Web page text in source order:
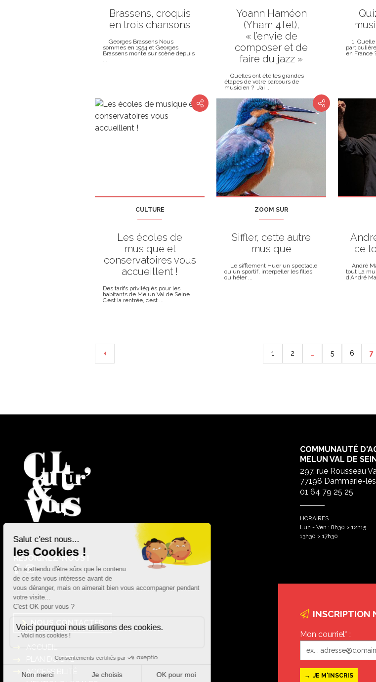
Brassens, croquis
en trois chansons
Georges Brassens Nous
sommes en 1954 et Georges
Brassens monte sur scène depuis
...
Yoann Haméon
(Yham 4Tet),
« l’envie de
composer et de
faire du jazz »
Quelles ont été les grandes
étapes de votre parcours de
musicien ? J’ai ...
1. Quelle
en France
CULTURE
Les écoles de
musique et
conservatoires vous
accueillent !
Des tarifs privilégiés pour les
habitants de Melun Val de Seine
C’est la rentrée, c’est ...
ZOOM SUR
Siffler, cette autre
musique
Le sifflement Huer un spectacle
ou un sportif, interpeller les filles
ou héler ...
ce
André
tout La
d’André
1 2 … 5 6 7
REJOIGNEZ-NOUS !
COMMUNAUTÉ
MELUN VAL DE
297, rue Rousseau
77198 Dammarie-
01 64 79 25 25
HORAIRES
Lun - Ven : 8h30 > 12h15
13h30 > 17h30
NOUS CONTACTER
ACCUEIL
PLAN DU SITE
ACCESSIBILITÉ
INSCRIPTION
Mon courriel* :